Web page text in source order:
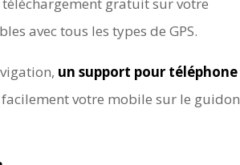
avec tous les types de GPS.
un support pour téléphone
votre mobile sur le guidon